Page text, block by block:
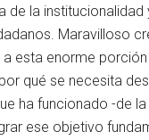
de la
Maravilloso
esta enorme
qué se necesita
ha funcionado -de
ese objetivo